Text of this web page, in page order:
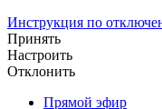
Инструкция по
Принять
Настроить
Отклонить
Прямой эфир